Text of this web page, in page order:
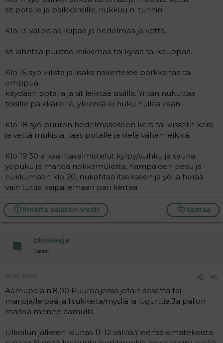
sit potalle ja päikkäreille, nukkuu n. tunnin.
Klo 13 välipalaa leipää ja hedelmää ja vettä.
sit lähetää puistoo leikkimää tai kylää tai kauppaa.
Klo 15 syö viilistä ja lisäks nakertelee porkkanaa tai
omppua.
käydään potalla ja sit leikitää sisällä. Yritän nukuttaa
toisille päikkäreille, yleensä ei nuku huilaa vaan.
Klo 18 syö puuron hedelmäsoseen kera tai kiisselin kera
ja vettä mukista, taas potalle ja vielä vähän leikkiä.
Klo 19.30 alkaa iltavalmistelut kylpy/suihku ja sauna,
yöpuku ja maitoa nokkamukista, hampaiden pesu ja
nukkumaan klo 20, nukahtaa itsekseen ja yöllä herää
vain tuttia kaipailemaan pari kertaa.
Vastaa
Ilmoita asiaton viesti
plussaaja
Jäsen
13.09.2005 #8
Aamupala n.8.00 Puuroa,jossa jotain sosetta tai
marjoja/leipää ja lisukkeita/mysliä ja jugurttia.Ja paljon
maitoa menee aamulla.
Ulkoilun jälkeen lounas 11-12 välillä.Yleensä omatekoista